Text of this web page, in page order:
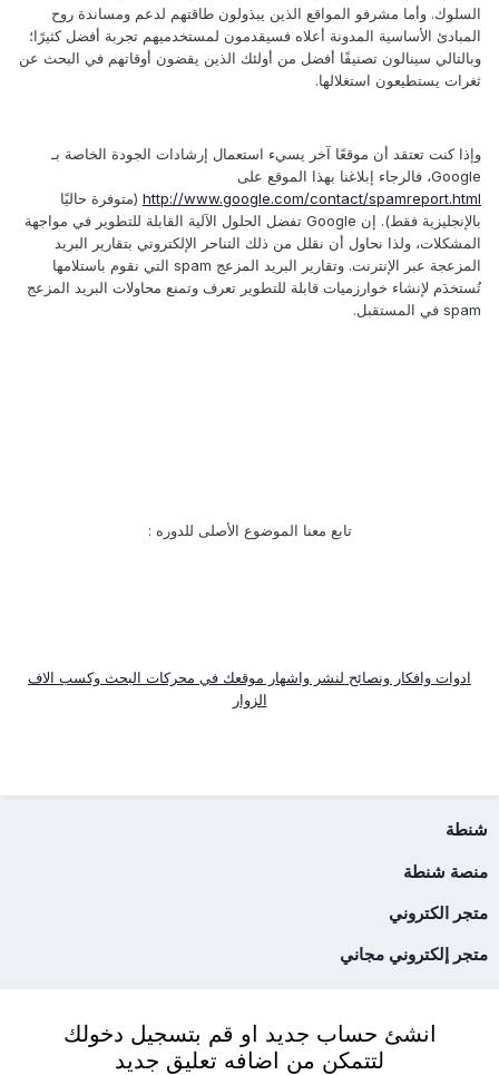
السلوك. وأما مشرفو المواقع الذين يبذولون طاقتهم لدعم ومساندة روح
المبادئ الأساسية المدونة أعلاه فسيقدمون لمستخدميهم تجربة أفضل كثيرًا؛
وبالتالي سينالون تصنيفًا أفضل من أولئك الذين يقضون أوقاتهم في البحث عن
ثغرات يستطيعون استغلالها.
وإذا كنت تعتقد أن موقعًا آخر يسيء استعمال إرشادات الجودة الخاصة بـ
Google، فالرجاء إبلاغنا بهذا الموقع على
http://www.google.com/contact/spamreport.html(متوفرة حاليًا
بالإنجليزية فقط). إن Google تفضل الحلول الآلية القابلة للتطوير في مواجهة
المشكلات، ولذا نحاول أن نقلل من ذلك التناحر الإلكتروني بتقارير البريد
المزعجة عبر الإنترنت. وتقارير البريد المزعج spam التي نقوم باستلامها
تُستخدَم لإنشاء خوارزميات قابلة للتطوير تعرف وتمنع محاولات البريد المزعج
spam في المستقبل.
تابع معنا الموضوع الأصلى للدوره :
ادوات وافكار ونصائح لنشر واشهار موقعك في محركات البحث وكسب الاف
الزوار
شنطة
منصة شنطة
متجر الكتروني
متجر إلكتروني مجاني
انشئ حساب جديد او قم بتسجيل دخولك
لتتمكن من اضافه تعليق جديد